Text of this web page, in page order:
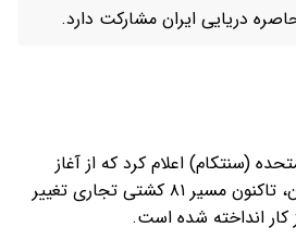
دریایی ایران مشارکت دارد.
(سنتکام) اعلام کرد که از آغاز
محاصره دریایی علیه ایران، تاکنون مسیر ۸۱ کشتی تجاری تغییر